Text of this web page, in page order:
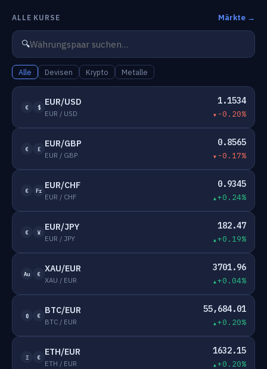
ALLE KURSE Märkte →
🔍
Alle Devisen Krypto Metalle
€ $ EUR/USD
EUR / USD
1.1534
-0.20%
€ £ EUR/GBP
EUR / GBP
0.8565
-0.17%
€ Fr EUR/CHF
EUR / CHF
0.9345
+0.24%
€ ¥ EUR/JPY
EUR / JPY
182.47
+0.19%
Au € XAU/EUR
XAU / EUR
3701.96
+0.04%
₿ € BTC/EUR
BTC / EUR
55,684.01
+0.20%
Ξ € ETH/EUR
ETH / EUR
1632.15
+0.20%